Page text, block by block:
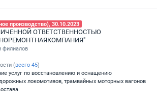
производство), 30.10.2023
ОТВЕТСТВЕННОСТЬЮ
филиалов
(всего 45)
услуг по восстановлению и оснащению
локомотивов, трамвайных моторных вагонов